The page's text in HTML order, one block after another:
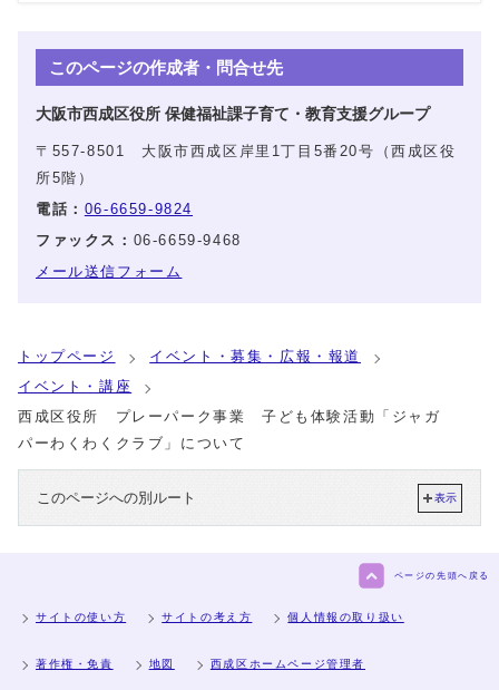
このページの作成者・問合せ先
大阪市西成区役所 保健福祉課子育て・教育支援グループ
〒557-8501 大阪市西成区岸里1丁目5番20号（西成区役
所5階）
電話： 06-6659-9824
ファックス： 06-6659-9468
メール送信フォーム
トップページ
イベント・募集・広報・報道
イベント・講座
西成区役所 プレーパーク事業 子ども体験活動「ジャガ
パーわくわくクラブ」について
このページへの別ルート 表示
ページの先頭へ戻る
サイトの使い方 サイトの考え方 個人情報の取り扱い
著作権・免責 地図 西成区ホームページ管理者